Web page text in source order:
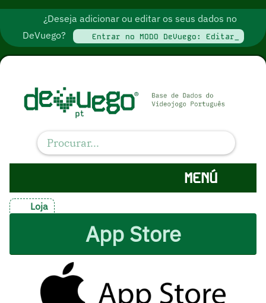
¿Deseja adicionar ou editar os seus dados no
DeVuego?
Entrar no MODO DeVuego: Editar_
MENÚ
Loja
App Store